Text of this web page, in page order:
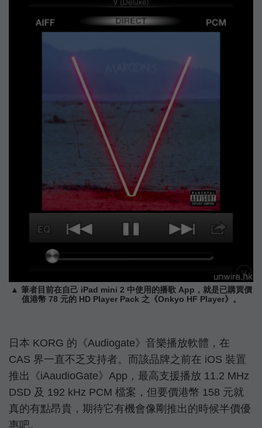
▲ 筆者目前在自己 iPad mini 2 中使用的播歌 App，就是已購買價
值港幣 78 元的 HD Player Pack 之《Onkyo HF Player》。
日本 KORG 的《Audiogate》音樂播放軟體，在
CAS 界一直不乏支持者。而該品牌之前在 iOS 裝置
推出《iAaudioGate》App，最高支援播放 11.2 MHz
DSD 及 192 kHz PCM 檔案，但要價港幣 158 元就
真的有點昂貴，期待它有機會像剛推出的時候半價優
惠吧。